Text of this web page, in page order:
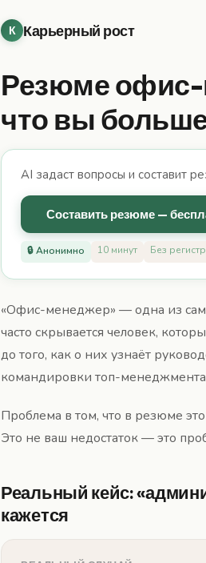
К Карьерный рост
Резюме офис-
что вы
AI задаст вопросы и составит
Составить резюме —
🔒 Анонимно 10 минут Без
«Офис-менеджер» — одна из
часто скрывается человек,
до того, как о них узнаёт
командировки топ-менеджмента
Проблема в том, что в резюме
Это не ваш недостаток — это
Реальный кейс:
кажется